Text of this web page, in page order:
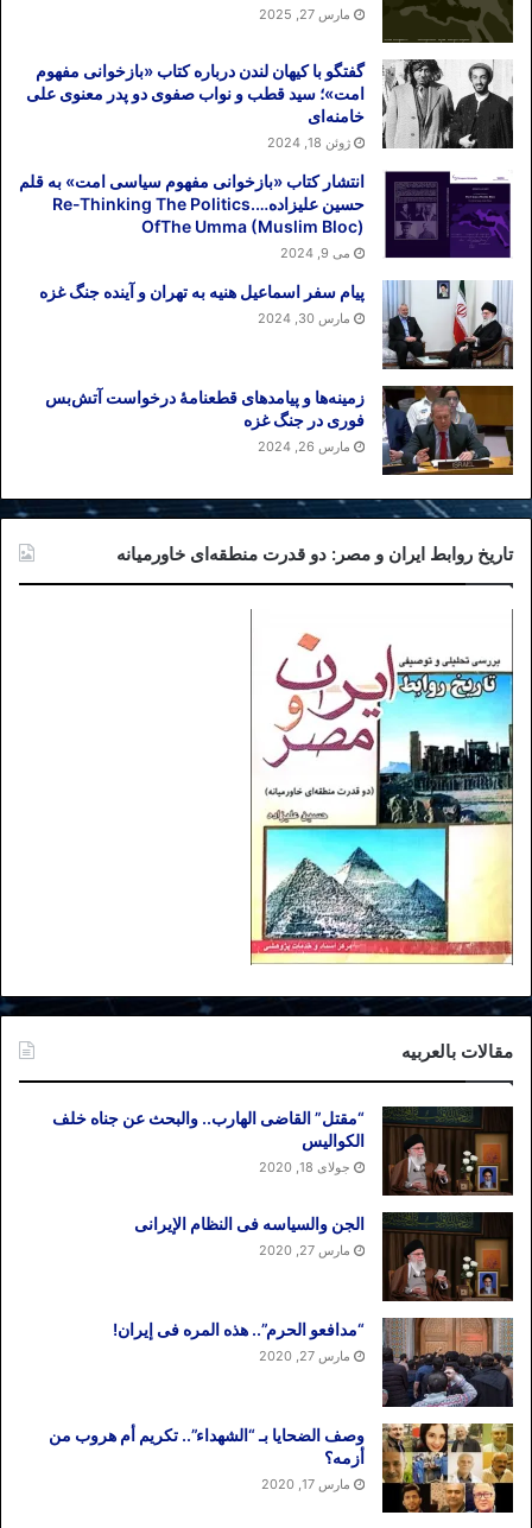
مارس 27, 2025
گفتگو با کیهان لندن درباره کتاب «بازخوانی مفهوم
امت»؛ سید قطب و نواب صفوی دو پدر معنوی علی
خامنه‌ای
ژوئن 18, 2024
انتشار کتاب «بازخوانی مفهوم سیاسی امت» به قلم
حسین علیزاده….Re-Thinking The Politics
OfThe Umma (Muslim Bloc)
می 9, 2024
پیام سفر اسماعیل هنیه به تهران و آینده جنگ غزه
مارس 30, 2024
زمینه‌ها و پیامدهای قطعنامهٔ درخواست آتش‌بس
فوری در جنگ غزه
مارس 26, 2024
تاریخ روابط ایران و مصر: دو قدرت منطقه‌ای خاورمیانه
مقالات بالعربیه
“مقتل” القاضی الهارب.. والبحث عن جناه خلف
الکوالیس
جولای 18, 2020
الجن والسیاسه فی النظام اﻹیرانی
مارس 27, 2020
“مدافعو الحرم”.. هذه المره فی إیران!
مارس 27, 2020
وصف الضحایا بـ “الشهداء”.. تکریم أم هروب من
أزمه؟
مارس 17, 2020